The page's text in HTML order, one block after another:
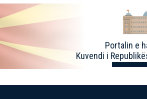
Portalin e
Kuvendi i